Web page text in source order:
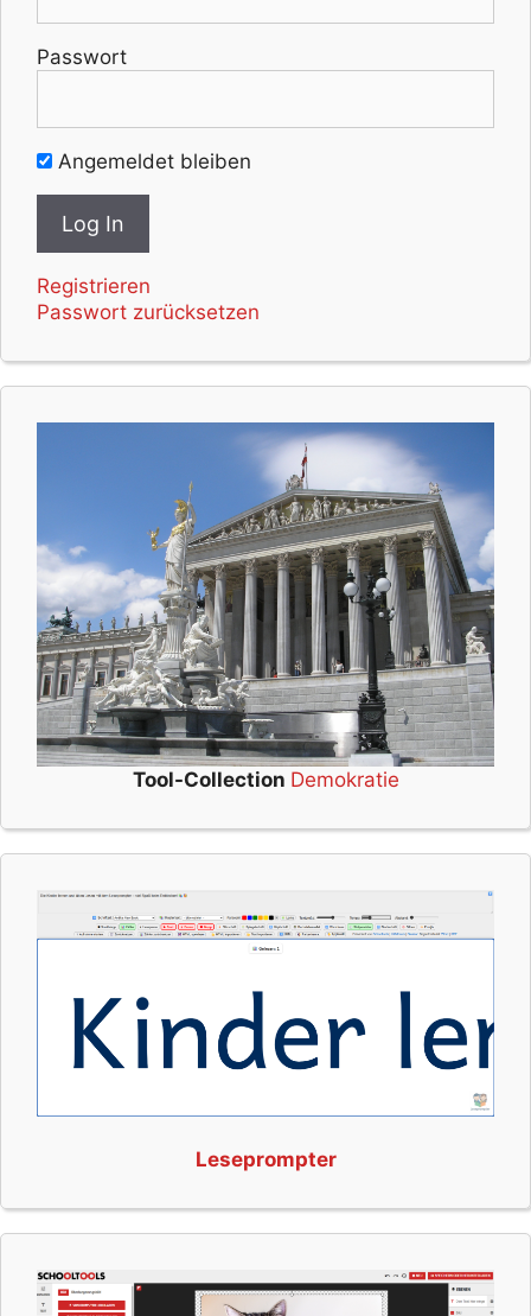
Passwort
Angemeldet bleiben
Registrieren
Passwort zurücksetzen
Tool-Collection Demokratie
Leseprompter